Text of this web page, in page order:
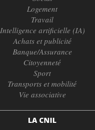
Logement
Travail
Intelligence artificielle (IA)
Achats et publicité
Banque/Assurance
Citoyenneté
Sport
Transports et mobilité
Vie associative
LA CNIL